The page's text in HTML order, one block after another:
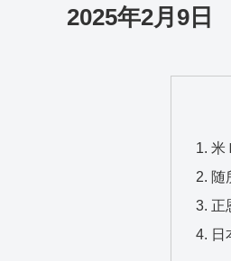
2025年2月9
米
随
正